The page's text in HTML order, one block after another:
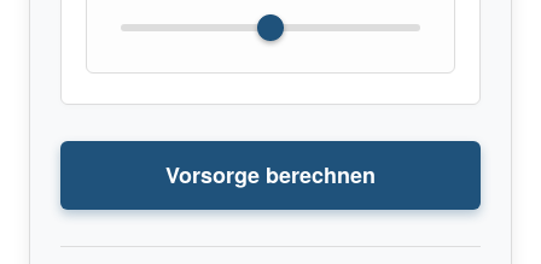
Vorsorge berechnen